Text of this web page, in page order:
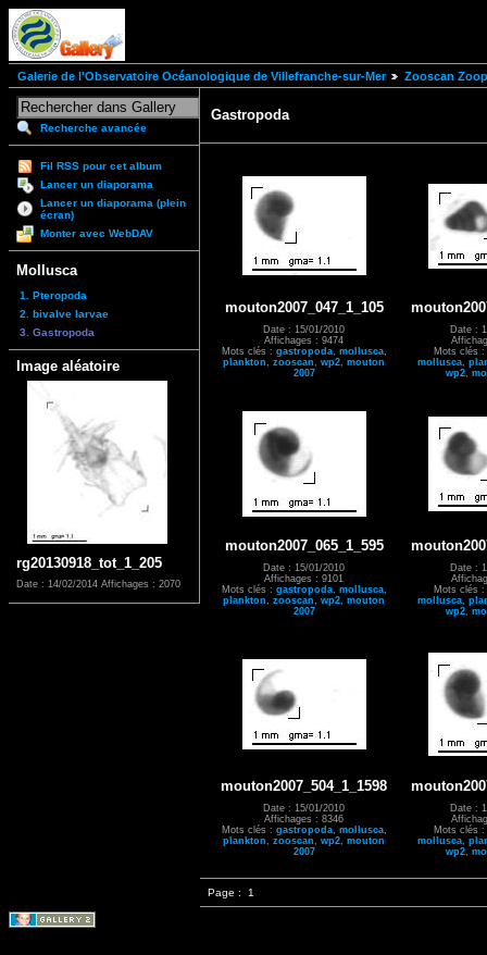
Galerie de l'Observatoire Océanologique de Villefranche-sur-Mer Zooscan
Recherche avancée
Fil RSS pour cet album
Lancer un diaporama
Lancer un diaporama (plein
écran)
Monter avec WebDAV
Mollusca
1. Pteropoda
2. bivalve larvae
3. Gastropoda
Image aléatoire
rg20130918_tot_1_205
Date : 14/02/2014 Affichages : 2070
Gastropoda
mouton2007_047_1_105
Date : 15/01/2010
Affichages : 9474
Mots clés : gastropoda, mollusca,
plankton
zooscan wp2 mouton
2007
Date :
Mots clés :
mollusca
wp2
mouton2007_065_1_595
Date : 15/01/2010
Affichages : 9101
Mots clés : gastropoda, mollusca,
plankton
zooscan wp2 mouton
2007
Date :
Mots clés :
mollusca
wp2
mouton2007_504_1_1598
Date : 15/01/2010
Affichages : 8346
Mots clés : gastropoda, mollusca,
plankton
zooscan wp2 mouton
2007
Date :
Mots clés :
mollusca
wp2
Page : 1